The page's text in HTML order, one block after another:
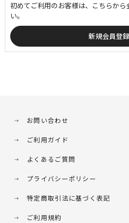
初めてご利用のお客様は、こちらから
い。
お問い合わせ
ご利用ガイド
よくあるご質問
プライバシーポリシー
特定商取引法に基づく表記
ご利用規約